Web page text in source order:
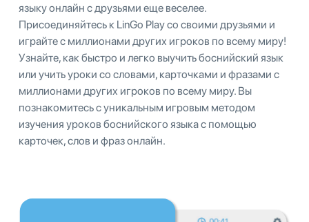
языку онлайн с друзьями еще веселее.
Присоединяйтесь к LinGo Play со своими друзьями и
играйте с миллионами других игроков по всему миру!
Узнайте, как быстро и легко выучить боснийский язык
или учить уроки со словами, карточками и фразами с
миллионами других игроков по всему миру. Вы
познакомитесь с уникальным игровым методом
изучения уроков боснийского языка с помощью
карточек, слов и фраз онлайн.